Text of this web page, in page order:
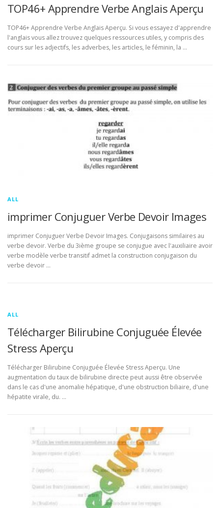
TOP46+ Apprendre Verbe Anglais Aperçu
TOP46+ Apprendre Verbe Anglais Aperçu. Si vous essayez d'apprendre
l'anglais vous allez trouvez quelques ressources utiles, y compris des
cours sur les adjectifs, les adverbes, les articles, le féminin, la …
ALL
imprimer Conjuguer Verbe Devoir Images
imprimer Conjuguer Verbe Devoir Images. Conjugaisons similaires au
verbe devoir. Verbe du 3ième groupe se conjugue avec l'auxiliaire avoir
verbe modèle verbe transitif admet la construction conjugaison du
verbe devoir …
ALL
Télécharger Bilirubine Conjuguée Élevée
Stress Aperçu
Télécharger Bilirubine Conjuguée Élevée Stress Aperçu. Une
augmentation du taux de bilirubine directe peut aussi être observée
dans le cas d'une anomalie hépatique, d'une obstruction biliaire, d'une
hépatite virale, du. …